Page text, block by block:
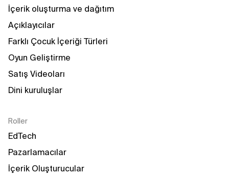
İçerik oluşturma ve dağıtım
Açıklayıcılar
Farklı Çocuk İçeriği Türleri
Oyun Geliştirme
Satış Videoları
Dini kuruluşlar
Roller
EdTech
Pazarlamacılar
İçerik Oluşturucular